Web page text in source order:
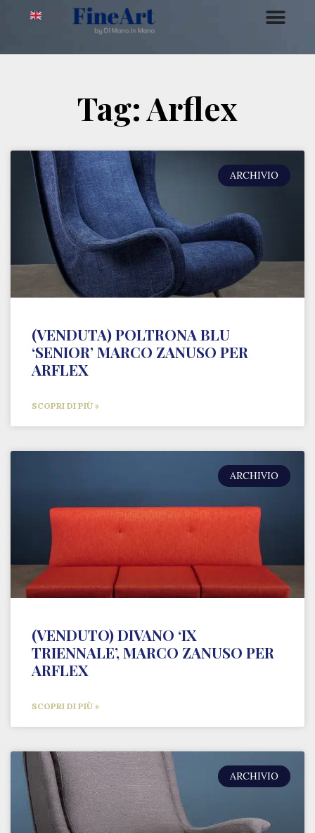
Tag: Arflex
ARCHIVIO
(VENDUTA) POLTRONA BLU
‘SENIOR’ MARCO ZANUSO PER
ARFLEX
SCOPRI DI PIÙ »
ARCHIVIO
(VENDUTO) DIVANO ‘IX
TRIENNALE’, MARCO ZANUSO PER
ARFLEX
SCOPRI DI PIÙ »
ARCHIVIO